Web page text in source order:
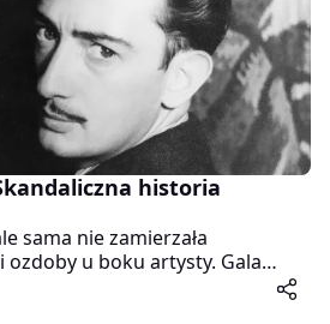
historia
sama nie zamierzała
u boku artysty. Gala
ceny, pilnowała umów,
każdy kolejny krok.